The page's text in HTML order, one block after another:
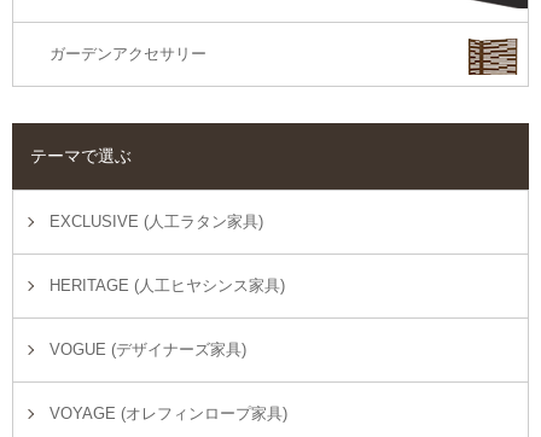
ガーデンアクセサリー
テーマで選ぶ
EXCLUSIVE (人工ラタン家具)
HERITAGE (人工ヒヤシンス家具)
VOGUE (デザイナーズ家具)
VOYAGE (オレフィンロープ家具)